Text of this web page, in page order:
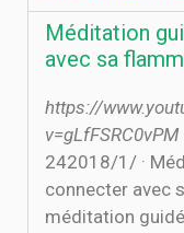
Méditation
avec sa
https://
v=gLfFSRC0vPM
24‏‏/1‏‏/2018 · Méditation guidée pour se
connecter avec
méditation